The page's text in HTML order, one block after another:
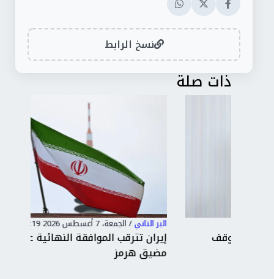
نسخ الرابط
ذات صلة
الجمعة، 7 أغسطس 2026 11:19 م
إيران تترقب الموافقة النهائية على اتفاق فتح